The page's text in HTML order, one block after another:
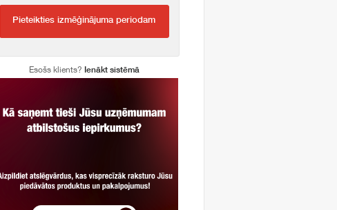
Pieteikties izmēģinājuma periodam
Esošs klients? Ienākt sistēmā